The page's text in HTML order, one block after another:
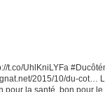
t.co/UhlKniLYFa
2015/10/du-cot…
pour la santé, bon pour